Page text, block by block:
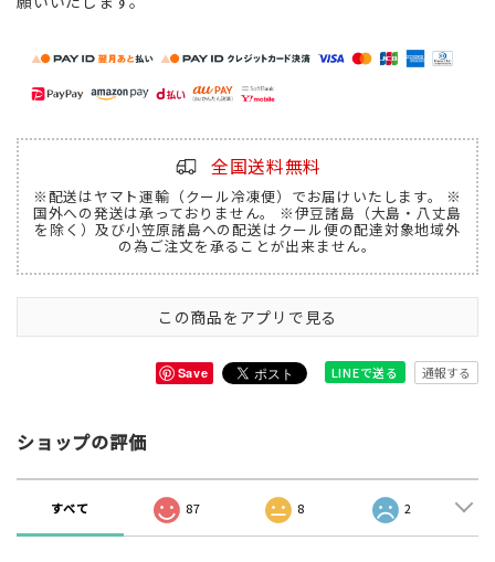
全国送料無料
※配送はヤマト運輸（クール冷凍便）でお届けいたします。 ※
国外への発送は承っておりません。 ※伊豆諸島（大島・八丈島
を除く）及び小笠原諸島への配送はクール便の配達対象地域外
の為ご注文を承ることが出来ません。
この商品をアプリで見る
Save LINEで送る 通報する
ショップの評価
すべて 87 8 2